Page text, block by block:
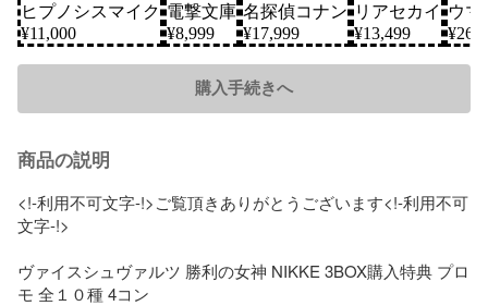
SOLD
ヒプノシスマイク
¥11,000 SOLD
電撃文庫
¥8,999 SOLD
名探偵コナン
¥17,999 SOLD
リアセカイ
¥13,499
ウマ
¥
購入手続きへ
商品の説明
<!-利用不可文字-!>ご覧頂きありがとうございます<!-利用不可
文字-!>
ヴァイスシュヴァルツ 勝利の女神 NIKKE 3BOX購入特典 プロ
モ 全１０種 4コン